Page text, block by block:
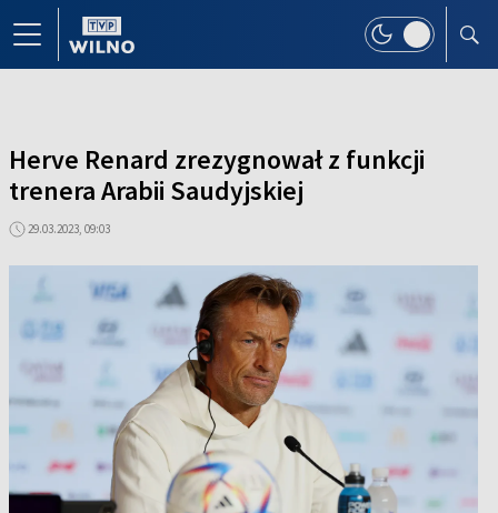
Herve Renard zrezygnował z funkcji
trenera Arabii Saudyjskiej
29.03.2023, 09:03